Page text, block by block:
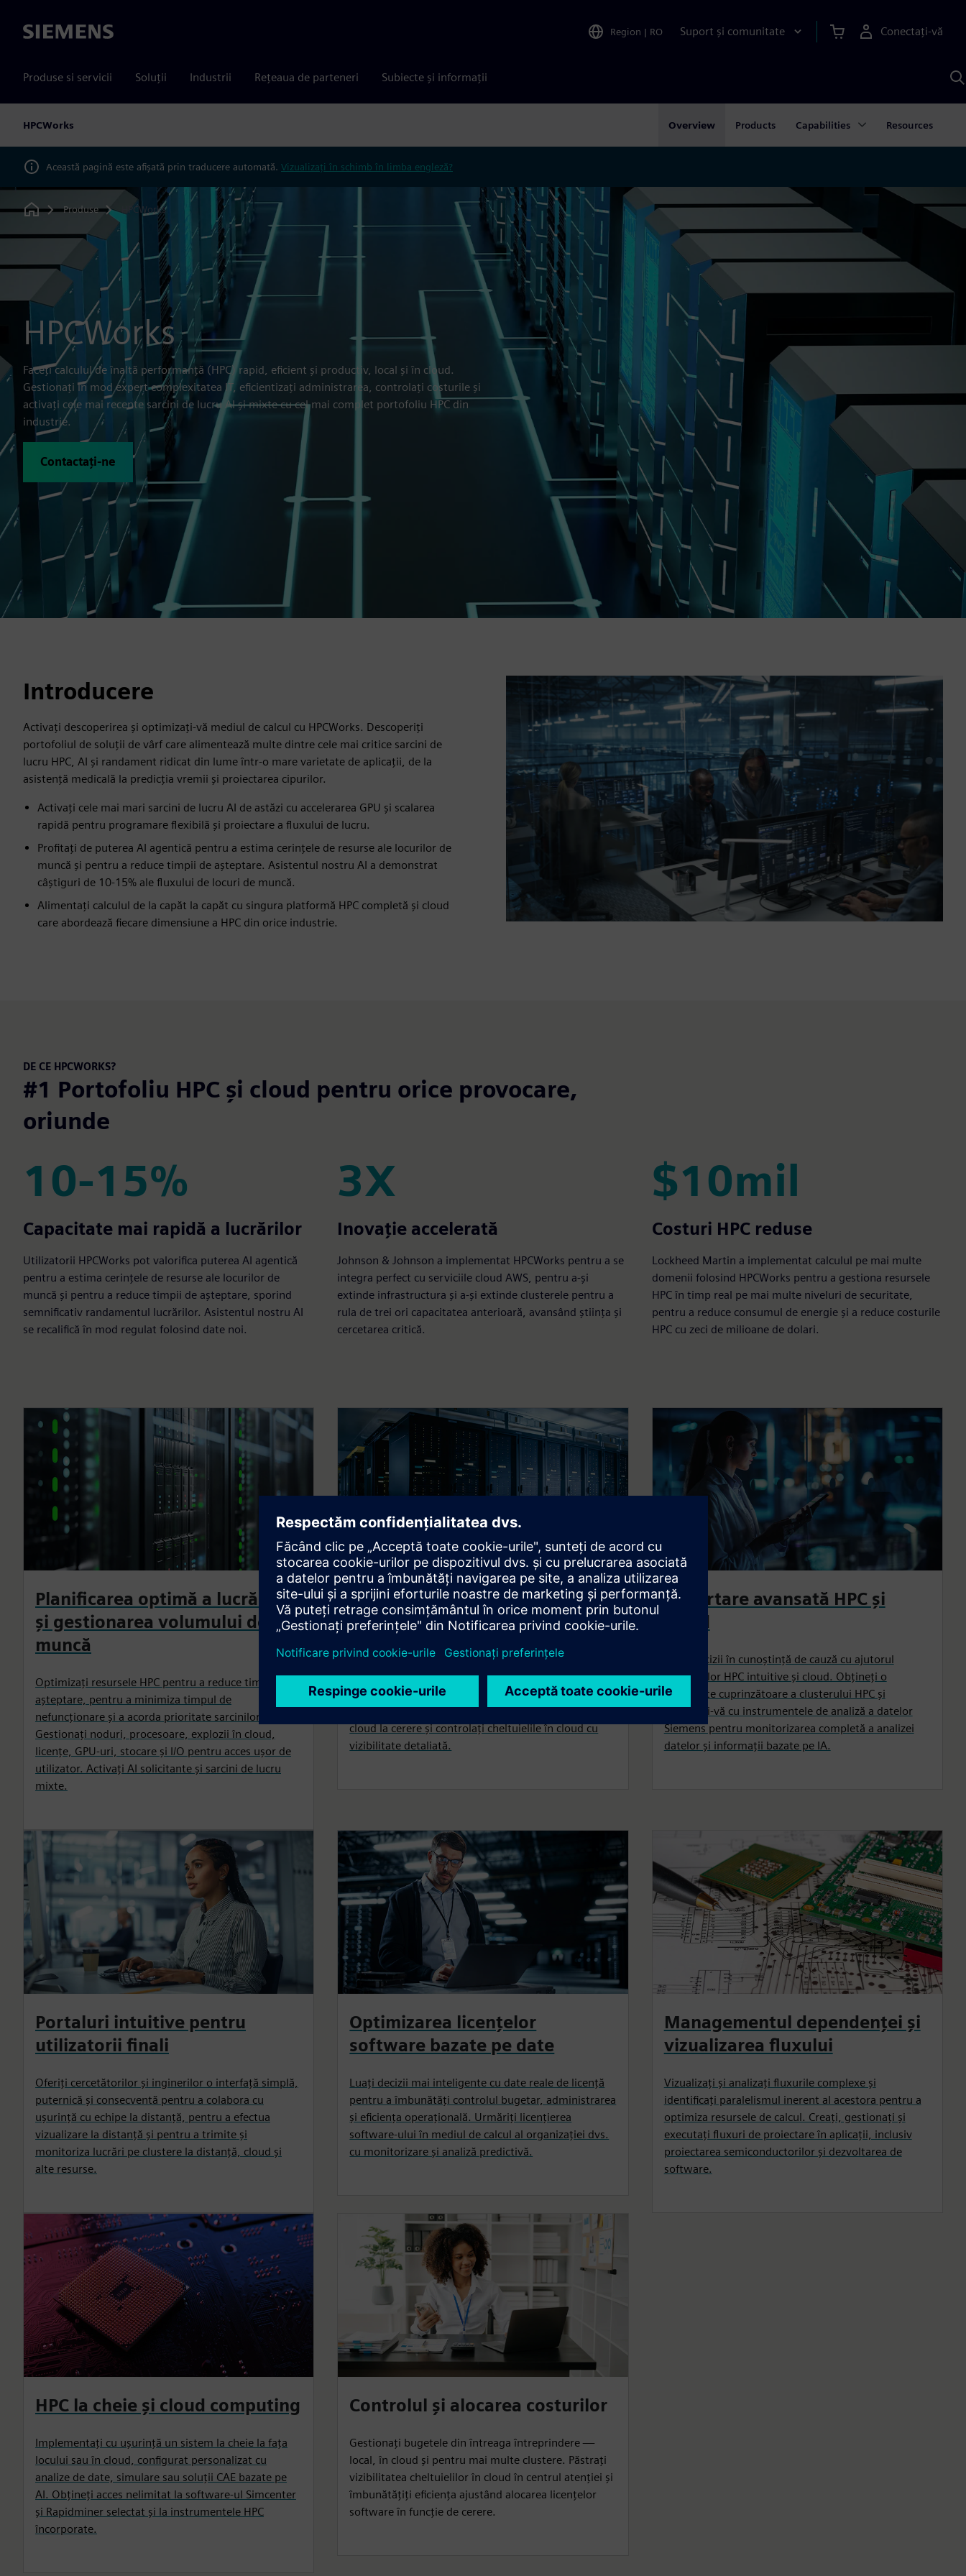
Siemens Region | RO Suport și comunitate Conectați-vă
Produse si servicii Soluții Industrii Rețeaua de parteneri Subiecte și informații
HPCWorks Overview Products Capabilities Resources
Această pagină este afișată prin traducere automată. Vizualizați în schimb în limba engleză?
Home
Produse HPCWorks
HPCWorks
Faceți calculul de înaltă performanță (HPC) rapid, eficient și productiv, local și în cloud.
Gestionați în mod expert complexitatea IT, eficientizați administrarea, controlați costurile și
activați cele mai recente sarcini de lucru AI și mixte cu cel mai complet portofoliu HPC din
industrie.
Contactați-ne
Introducere
Activați descoperirea și optimizați-vă mediul de calcul cu HPCWorks. Descoperiți
portofoliul de soluții de vârf care alimentează multe dintre cele mai critice sarcini de
lucru HPC, AI și randament ridicat din lume într-o mare varietate de aplicații, de la
asistență medicală la predicția vremii și proiectarea cipurilor.
Activați cele mai mari sarcini de lucru AI de astăzi cu accelerarea GPU și scalarea
rapidă pentru programare flexibilă și proiectare a fluxului de lucru.
Profitați de puterea AI agentică pentru a estima cerințele de resurse ale locurilor de
muncă și pentru a reduce timpii de așteptare. Asistentul nostru AI a demonstrat
câștiguri de 10-15% ale fluxului de locuri de muncă.
Alimentați calculul de la capăt la capăt cu singura platformă HPC completă și cloud
care abordează fiecare dimensiune a HPC din orice industrie.
DE CE HPCWORKS?
#1 Portofoliu HPC și cloud pentru orice provocare,
oriunde
10-15%
10-15%
Capacitate mai rapidă a lucrărilor
Utilizatorii HPCWorks pot valorifica puterea AI agentică
pentru a estima cerințele de resurse ale locurilor de
muncă și pentru a reduce timpii de așteptare, sporind
semnificativ randamentul lucrărilor. Asistentul nostru AI
se recalifică în mod regulat folosind date noi.
3X
3X
Inovație accelerată
Johnson & Johnson a implementat HPCWorks pentru a se
integra perfect cu serviciile cloud AWS, pentru a-și
extinde infrastructura și a-și extinde clusterele pentru a
rula de trei ori capacitatea anterioară, avansând știința și
cercetarea critică.
$10mil
$10mil
Costuri HPC reduse
Lockheed Martin a implementat calculul pe mai multe
domenii folosind HPCWorks pentru a gestiona resursele
HPC în timp real pe mai multe niveluri de securitate,
pentru a reduce consumul de energie și a reduce costurile
HPC cu zeci de milioane de dolari.
Planificarea optimă a lucrărilor
și gestionarea volumului de
muncă
Optimizați resursele HPC pentru a reduce timpii de
așteptare, pentru a minimiza timpul de
nefuncționare și a acorda prioritate sarcinilor critice.
Gestionați noduri, procesoare, explozii în cloud,
licențe, GPU-uri, stocare și I/O pentru acces ușor de
utilizator. Activați AI solicitante și sarcini de lucru
mixte.
Scalare dinamică hibridă în
cloud
Maximizați impactul asupra afacerii și activați
operațiunile globale cu HPC optimizat și eficient din
punct de vedere al costurilor în cloud. Prioritizați
sarcinile de lucru critice, scalați dinamic resursele
cloud la cerere și controlați cheltuielile în cloud cu
vizibilitate detaliată.
Raportare avansată HPC și
cloud
Luați decizii în cunoștință de cauză cu ajutorul
rapoartelor HPC intuitive și cloud. Obțineți o
vizibilitate cuprinzătoare a clusterului HPC și
conectați-vă cu instrumentele de analiză a datelor
Siemens pentru monitorizarea completă a analizei
datelor și informații bazate pe IA.
Portaluri intuitive pentru
utilizatorii finali
Oferiți cercetătorilor și inginerilor o interfață simplă,
puternică și consecventă pentru a colabora cu
ușurință cu echipe la distanță, pentru a efectua
vizualizare la distanță și pentru a trimite și
monitoriza lucrări pe clustere la distanță, cloud și
alte resurse.
Optimizarea licențelor
software bazate pe date
Luați decizii mai inteligente cu date reale de licență
pentru a îmbunătăți controlul bugetar, administrarea
și eficiența operațională. Urmăriți licențierea
software-ului în mediul de calcul al organizației dvs.
cu monitorizare și analiză predictivă.
Managementul dependenței și
vizualizarea fluxului
Vizualizați și analizați fluxurile complexe și
identificați paralelismul inerent al acestora pentru a
optimiza resursele de calcul. Creați, gestionați și
executați fluxuri de proiectare în aplicații, inclusiv
proiectarea semiconductorilor și dezvoltarea de
software.
HPC la cheie și cloud computing
Implementați cu ușurință un sistem la cheie la fața
locului sau în cloud, configurat personalizat cu
analize de date, simulare sau soluții CAE bazate pe
AI. Obțineți acces nelimitat la software-ul Simcenter
și Rapidminer selectat și la instrumentele HPC
încorporate.
Controlul și alocarea costurilor
Gestionați bugetele din întreaga întreprindere —
local, în cloud și pentru mai multe clustere. Păstrați
vizibilitatea cheltuielilor în cloud în centrul atenției și
îmbunătățiți eficiența ajustând alocarea licențelor
software în funcție de cerere.